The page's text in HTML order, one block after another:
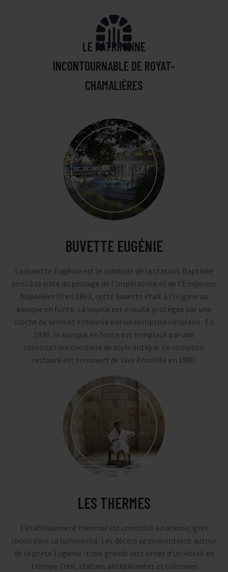
LE PATRIMOINE
INCONTOURNABLE DE ROYAT-
CHAMALIÈRES
BUVETTE EUGÉNIE
La buvette Eugénie est le symbole de la station. Baptisée
ainsi à la suite du passage de l’Impératrice et de l’Empereur
Napoléon III en 1862, cette buvette était à l’origine un
kiosque en fonte. La source est ensuite protégée par une
cloche de verre et entourée par un comptoir circulaire . En
1936, le kiosque en fonte est remplacé par une
construction circulaire de style antique. Le comptoir
restauré est recouvert de lave émaillée en 1980.
LES THERMES
L’établissement thermal est construit en arkose, grés
choisi pour sa luminosité. Les décors se concentrent autour
de la porte Eugénie : trois grands arcs ornés d’un vitrail en
trompe l’œil, statues antiquisantes et colonnes